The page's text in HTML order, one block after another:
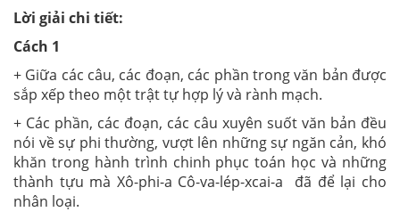
Lời giải chi tiết:
Cách 1
+ Giữa các câu, các đoạn, các phần trong văn bản được
sắp xếp theo một trật tự hợp lý và rành mạch.
+ Các phần, các đoạn, các câu xuyên suốt văn bản đều
nói về sự phi thường, vượt lên những sự ngăn cản, khó
khăn trong hành trình chinh phục toán học và những
thành tựu mà Xô-phi-a Cô-va-lép-xcai-a đã để lại cho
nhân loại.